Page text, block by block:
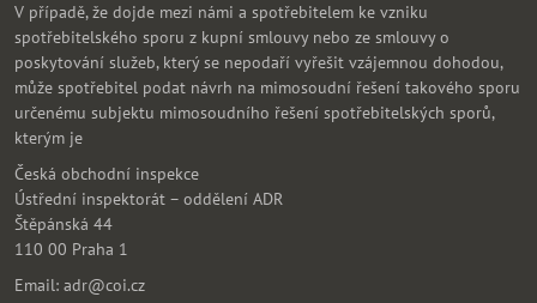
V případě, že dojde mezi námi a spotřebitelem ke vzniku
spotřebitelského sporu z kupní smlouvy nebo ze smlouvy o
poskytování služeb, který se nepodaří vyřešit vzájemnou dohodou,
může spotřebitel podat návrh na mimosoudní řešení takového sporu
určenému subjektu mimosoudního řešení spotřebitelských sporů,
kterým je
Česká obchodní inspekce
Ústřední inspektorát – oddělení ADR
Štěpánská 44
110 00 Praha 1
Email: adr@coi.cz